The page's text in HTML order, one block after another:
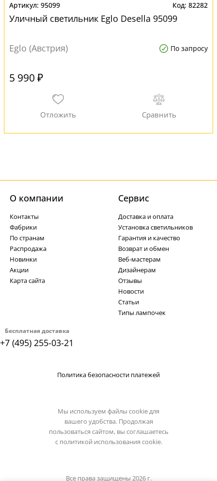
95099 82282
Уличный светильник Eglo Desella 95099
Eglo (Австрия) По запросу
5 990 ₽
Бесплатная доставка
+7 (495) 255-03-21
О компании
Контакты
Фабрики
По странам
Распродажа
Новинки
Акции
Карта сайта
Cервис
Доставка и оплата
Установка светильников
Гарантия и качество
Возврат и обмен
Веб-мастерам
Дизайнерам
Отзывы
Новости
Статьи
Типы лампочек
Политика безопасности платежей
Мы используем файлы cookie для
вашего удобства. Продолжая
пользоваться сайтом, вы соглашаетесь
с политикой использования cookie.
Все права защищены 2026 г.